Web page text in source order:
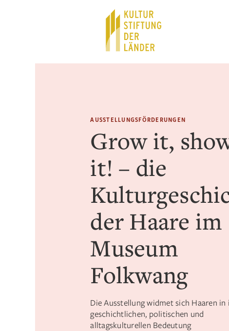
AUSSTELLUNGSFÖRDERUNGEN
Grow it,
it! – die
der Haare im
Museum
Folkwang
Die Ausstellung widmet sich Haaren in
geschichtlichen, politischen und
alltagskulturellen Bedeutung